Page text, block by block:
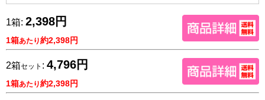
1箱: 2,398円
1箱あたり約2,398円
2箱セット : 4,796円
1箱あたり約2,398円